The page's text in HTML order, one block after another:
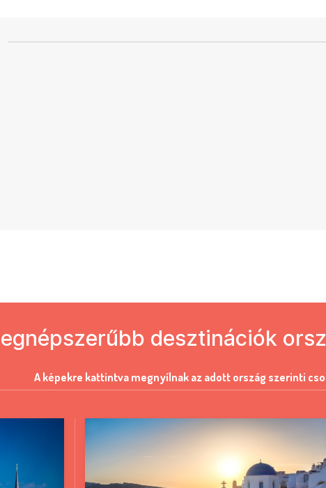
desztinációk
A képekre kattintva megnyílnak az adott ország szerinti